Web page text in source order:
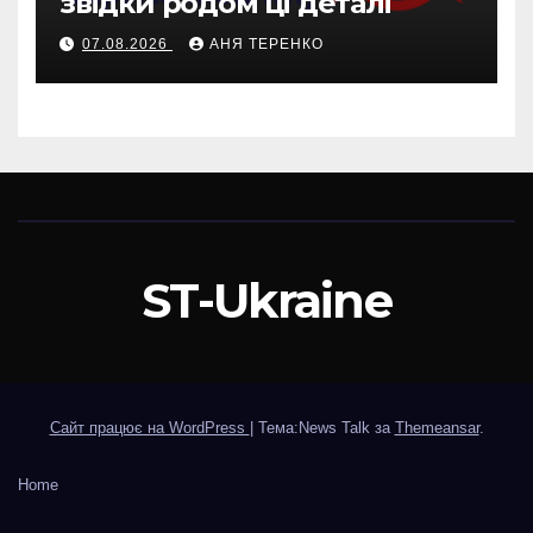
07.08.2026 АНЯ ТЕРЕНКО
ST-Ukraine
Сайт працює на WordPress Тема:News Talk за Themeansar.
Home